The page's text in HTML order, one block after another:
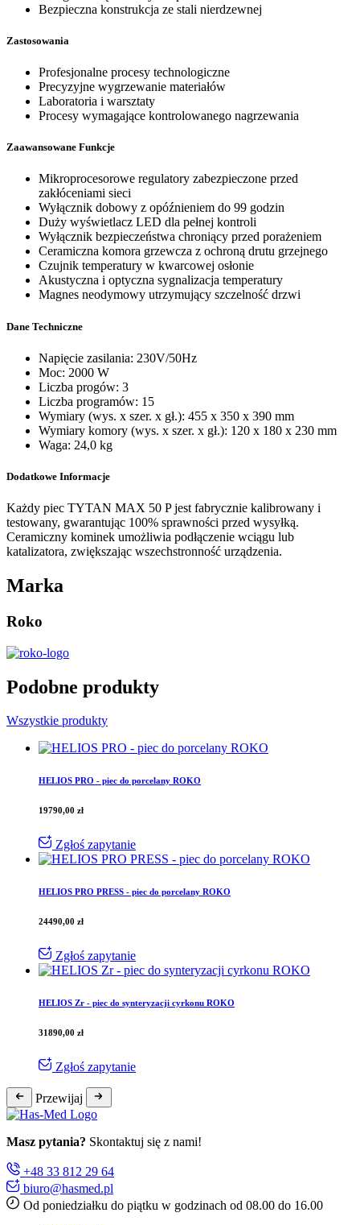
Bezpieczna konstrukcja ze stali nierdzewnej
Zastosowania
Profesjonalne procesy technologiczne
Precyzyjne wygrzewanie materiałów
Laboratoria i warsztaty
Procesy wymagające kontrolowanego nagrzewania
Zaawansowane Funkcje
Mikroprocesorowe regulatory zabezpieczone przed
zakłóceniami sieci
Wyłącznik dobowy z opóźnieniem do 99 godzin
Duży wyświetlacz LED dla pełnej kontroli
Wyłącznik bezpieczeństwa chroniący przed porażeniem
Ceramiczna komora grzewcza z ochroną drutu grzejnego
Czujnik temperatury w kwarcowej osłonie
Akustyczna i optyczna sygnalizacja temperatury
Magnes neodymowy utrzymujący szczelność drzwi
Dane Techniczne
Napięcie zasilania: 230V/50Hz
Moc: 2000 W
Liczba progów: 3
Liczba programów: 15
Wymiary (wys. x szer. x gł.): 455 x 350 x 390 mm
Wymiary komory (wys. x szer. x gł.): 120 x 180 x 230 mm
Waga: 24,0 kg
Dodatkowe Informacje
Każdy piec TYTAN MAX 50 P jest fabrycznie kalibrowany i
testowany, gwarantując 100% sprawności przed wysyłką.
Ceramiczny kominek umożliwia podłączenie wciągu lub
katalizatora, zwiększając wszechstronność urządzenia.
Marka
Roko
Podobne produkty
Wszystkie produkty
HELIOS PRO - piec do porcelany ROKO
19790,00 zł
Zgłoś zapytanie
HELIOS PRO PRESS - piec do porcelany ROKO
24490,00 zł
Zgłoś zapytanie
HELIOS Zr - piec do synteryzacji cyrkonu ROKO
31890,00 zł
Zgłoś zapytanie
Przewijaj
Masz pytania? Skontaktuj się z nami!
+48 33 812 29 64
biuro@hasmed.pl
Od poniedziałku do piątku w godzinach od 08.00 do 16.00